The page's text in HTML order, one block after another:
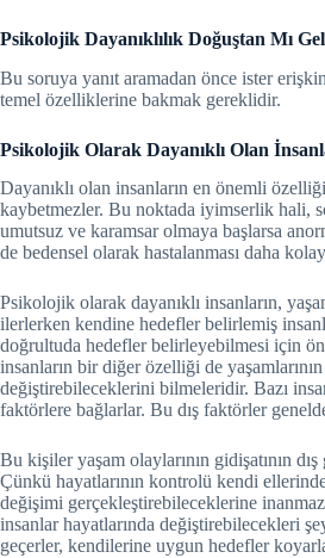
Psikolojik Dayanıklılık Doğuştan Mı
Bu soruya yanıt aramadan önce ister
temel özelliklerine bakmak gereklidir.
Psikolojik Olarak Dayanıklı Olan
Dayanıklı olan insanların en önemli
kaybetmezler. Bu noktada iyimserlik hali,
umutsuz ve karamsar olmaya başlarsa
de bedensel olarak hastalanması daha
Psikolojik olarak dayanıklı insanların,
ilerlerken kendine hedefler belirlemiş
doğrultuda hedefler belirleyebilmesi için
insanların bir diğer özelliği de
değiştirebileceklerini bilmeleridir. Bazı
faktörlere bağlarlar. Bu dış faktörler
Bu kişiler yaşam olaylarının gidişatının
Çünkü hayatlarının kontrolü kendi
değişimi gerçekleştirebileceklerine
insanlar hayatlarında değiştirebilecekleri
geçerler, kendilerine uygun hedefler